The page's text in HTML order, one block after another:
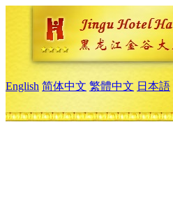
English 简体中文 繁體中文 日本語